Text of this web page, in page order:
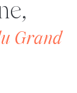
Grand